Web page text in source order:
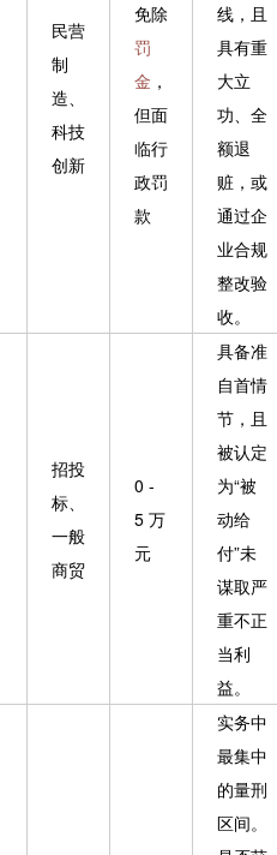
民营
制
造、
科技
创新
免除
罚
金 ，
但面
临行
政罚
款
线，且
具有重
大立
功、全
额退
赃，或
通过企
业合规
整改验
收。
招投
标、
一般
商贸
0 -
5 万
元
具备准
自首情
节，且
被认定
为“被
动给
付”未
谋取严
重不正
当利
益。
实务中
最集中
的量刑
区间。